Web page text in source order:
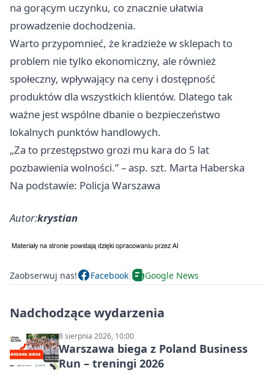
na gorącym uczynku, co znacznie ułatwia
prowadzenie dochodzenia.
Warto przypomnieć, że kradzieże w sklepach to
problem nie tylko ekonomiczny, ale również
społeczny, wpływający na ceny i dostępność
produktów dla wszystkich klientów. Dlatego tak
ważne jest wspólne dbanie o bezpieczeństwo
lokalnych punktów handlowych.
„Za to przestępstwo grozi mu kara do 5 lat
pozbawienia wolności.” – asp. szt. Marta Haberska
Na podstawie: Policja Warszawa
Autor:krystian
Zaobserwuj nas! Facebook Google News
Nadchodzące wydarzenia
8 sierpnia 2026, 10:00
Warszawa biega z Poland Business
Run – treningi 2026